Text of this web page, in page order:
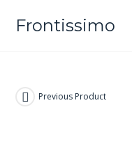
Frontissimo
Previous Product